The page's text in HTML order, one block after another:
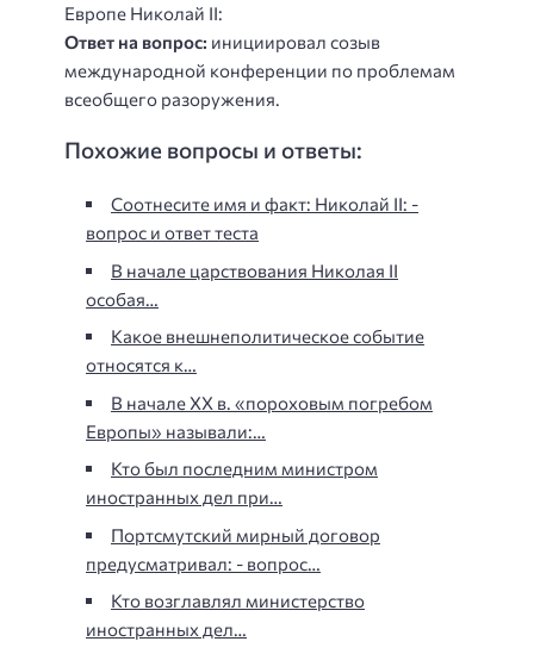
Европе Николай II:
Ответ на вопрос: инициировал созыв
международной конференции по проблемам
всеобщего разоружения.
Похожие вопросы и ответы:
Соотнесите имя и факт: Николай II: -
вопрос и ответ теста
В начале царствования Николая II
особая…
Какое внешнеполитическое событие
относятся к…
В начале XX в. «пороховым погребом
Европы» называли:…
Кто был последним министром
иностранных дел при…
Портсмутский мирный договор
предусматривал: - вопрос…
Кто возглавлял министерство
иностранных дел…